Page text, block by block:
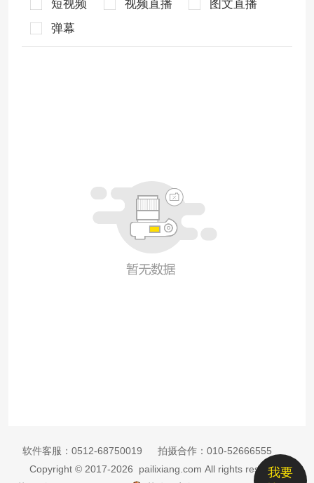
短视频 视频直播
图文直播
弹幕
我要
软件客服： 0512-68750019 拍摄合作： 010-52666555
Copyright © 2017-2026 pailixiang.com All rights reserved